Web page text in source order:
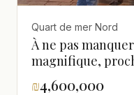
Quart de mer Nord
À ne pas
magnifique,
spacieux
₪4,600,000